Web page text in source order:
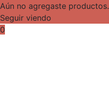
Aún no agregaste productos.
Seguir viendo
0